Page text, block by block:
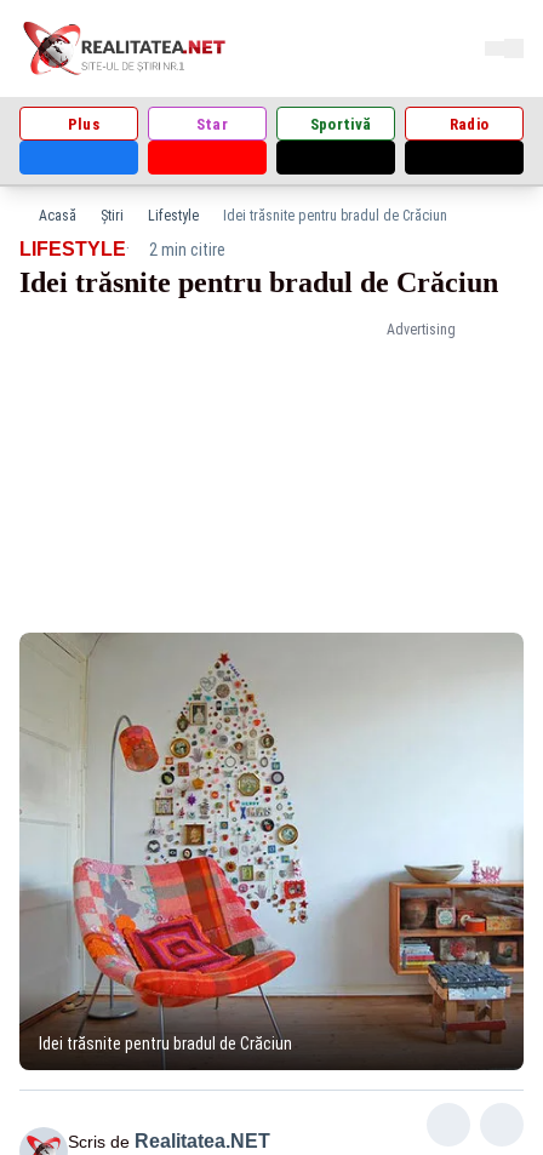
Plus Star Sportivă Radio
Acasă Știri Lifestyle Idei trăsnite pentru bradul de Crăciun
Advertising
LIFESTYLE· 2 min citire
Idei trăsnite pentru bradul de Crăciun
Idei trăsnite pentru bradul de Crăciun
Scris de Realitatea.NET